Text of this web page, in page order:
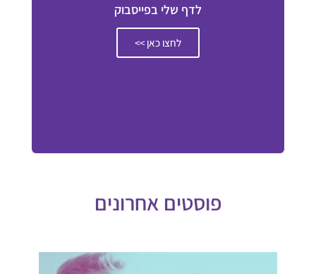
לדף שלי בפייסבוק
לחצו כאן >>
פוסטים אחרונים